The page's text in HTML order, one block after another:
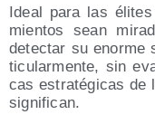
Ideal para las
mien­tos sean
detec­tar su enor­me
ti­cu­lar­men­te, sin
cas estra­té­gi­cas de
significan.